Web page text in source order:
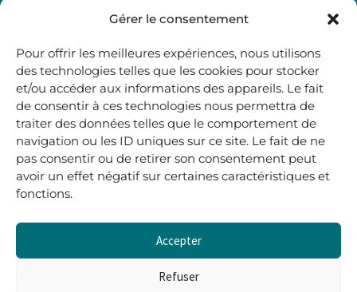
Gérer le consentement
Pour offrir les meilleures expériences, nous utilisons
des technologies telles que les cookies pour stocker
et/ou accéder aux informations des appareils. Le fait
de consentir à ces technologies nous permettra de
traiter des données telles que le comportement de
navigation ou les ID uniques sur ce site. Le fait de ne
pas consentir ou de retirer son consentement peut
avoir un effet négatif sur certaines caractéristiques et
fonctions.
Accepter
Refuser
48, rue Maubec 33210 LANGON
05 40 41 37 18
.
MARDI AU SAMEDI
10H00-12H45 | 14H00 -19H00
boutique@lerenardetlasouris.com